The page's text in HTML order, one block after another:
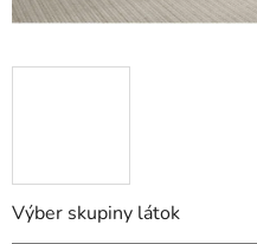
Výber skupiny látok